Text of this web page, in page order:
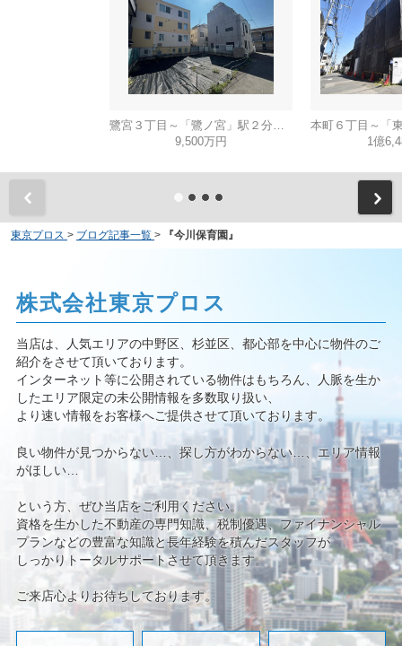
鷺宮３丁目～「鷺ノ宮」駅２分・建築条件無し売地～
9,500万円
1億
東京プロス > ブログ記事一覧 > 『今川保育園』
株式会社東京プロス
当店は、人気エリアの中野区、杉並区、都心部を中心に物件のご
紹介をさせて頂いております。
インターネット等に公開されている物件はもちろん、人脈を生か
したエリア限定の未公開情報を多数取り扱い、
より速い情報をお客様へご提供させて頂いております。
良い物件が見つからない…、探し方がわからない…、エリア情報
がほしい…
という方、ぜひ当店をご利用ください。
資格を生かした不動産の専門知識、税制優遇、ファイナンシャル
プランなどの豊富な知識と長年経験を積んだスタッフが
しっかりトータルサポートさせて頂きます。
ご来店心よりお待ちしております。